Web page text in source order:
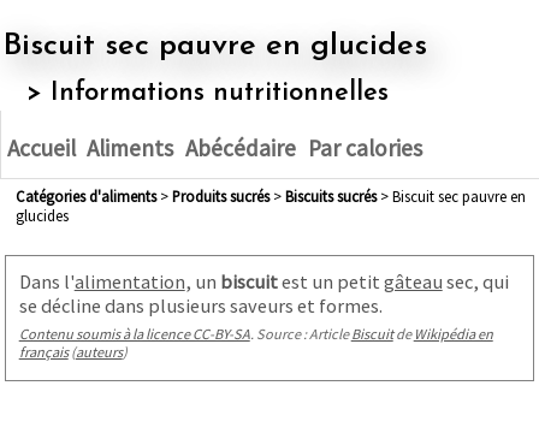
Biscuit sec pauvre en glucides
> Informations nutritionnelles
Accueil Aliments Abécédaire Par calories
Catégories d'aliments> produits sucrés> biscuits sucrés> Biscuit sec pauvre en
glucides
Dans l'alimentation, un biscuitest un petit gâteau sec, qui
se décline dans plusieurs saveurs et formes.
Contenu soumis à la licence CC-BY-SA. Source : ArticleBiscuitde Wikipédia en
français(auteurs)